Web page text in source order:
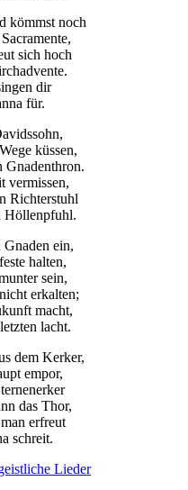
kömmst noch
sich hoch
dir
für.
küssen,
Gnadenthron.
vermissen,
Richterstuhl
Höllenpfuhl.
ein,
halten,
sein,
erkalten;
macht,
lacht.
dem Kerker,
empor,
das Thor,
erfreut
schreit.
Lieder